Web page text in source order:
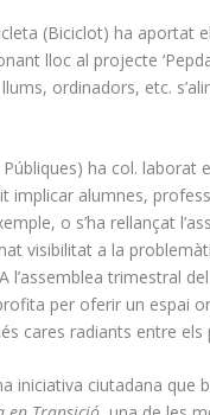
(Biciclot) ha aportat
lloc al projecte
ordinadors, etc.
ha col. laborat
implicar alumnes,
o s’ha rellançat
visibilitat a la
trimestral
per oferir un espai
cares radiants entre els
iniciativa ciutadana